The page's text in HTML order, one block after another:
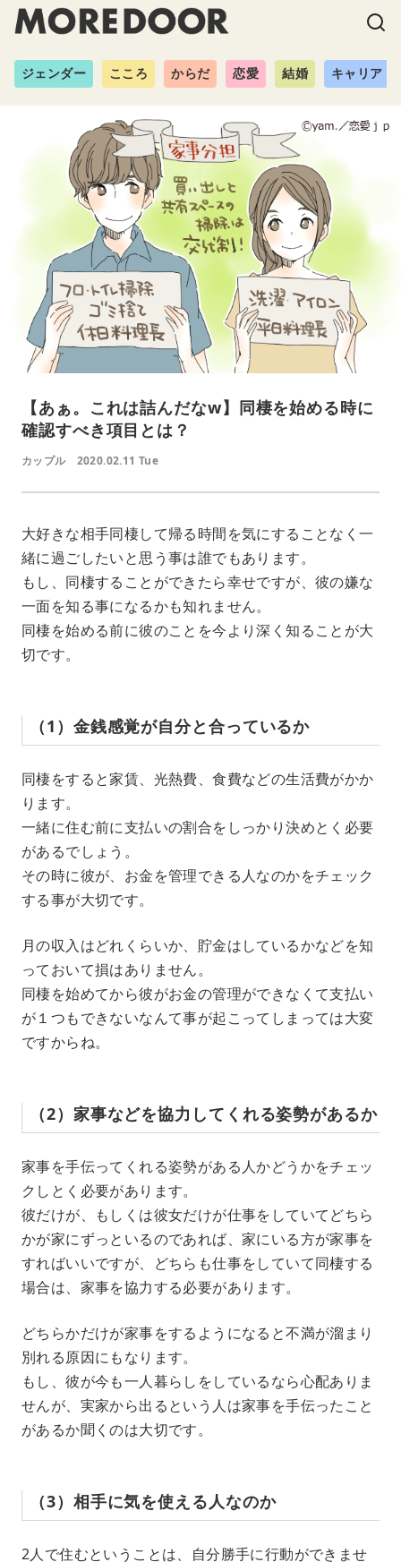
ジェンダー こころ からだ 恋愛 結婚 キャリア
【あぁ。これは詰んだなw】同棲を始める時に
確認すべき項目とは？
カップル 2020.02.11 Tue
大好きな相手同棲して帰る時間を気にすることなく一
緒に過ごしたいと思う事は誰でもあります。
もし、同棲することができたら幸せですが、彼の嫌な
一面を知る事になるかも知れません。
同棲を始める前に彼のことを今より深く知ることが大
切です。
（1）金銭感覚が自分と合っているか
同棲をすると家賃、光熱費、食費などの生活費がかか
ります。
一緒に住む前に支払いの割合をしっかり決めとく必要
があるでしょう。
その時に彼が、お金を管理できる人なのかをチェック
する事が大切です。
月の収入はどれくらいか、貯金はしているかなどを知
っておいて損はありません。
同棲を始めてから彼がお金の管理ができなくて支払い
が１つもできないなんて事が起こってしまっては大変
ですからね。
（2）家事などを協力してくれる姿勢があるか
家事を手伝ってくれる姿勢がある人かどうかをチェッ
クしとく必要があります。
彼だけが、もしくは彼女だけが仕事をしていてどちら
かが家にずっといるのであれば、家にいる方が家事を
すればいいですが、どちらも仕事をしていて同棲する
場合は、家事を協力する必要があります。
どちらかだけが家事をするようになると不満が溜まり
別れる原因にもなります。
もし、彼が今も一人暮らしをしているなら心配ありま
せんが、実家から出るという人は家事を手伝ったこと
があるか聞くのは大切です。
（3）相手に気を使える人なのか
2人で住むということは、自分勝手に行動ができませ